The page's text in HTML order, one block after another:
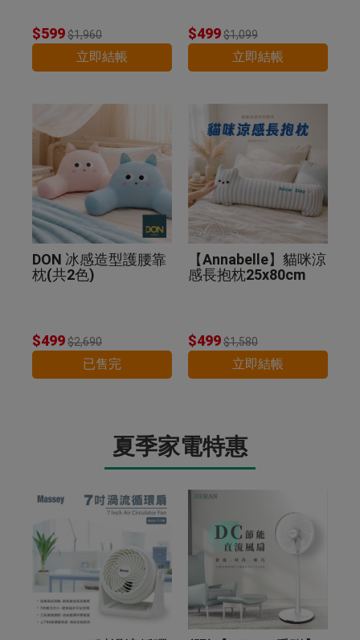
$599$1,960
立即結帳
$499$1,099
立即結帳
DON 冰感造型護腰靠
枕(共2色)
$499$2,690
已售完
【Annabelle】貓咪涼
感長抱枕25x80cm
$499$1,580
立即結帳
夏季家電特惠